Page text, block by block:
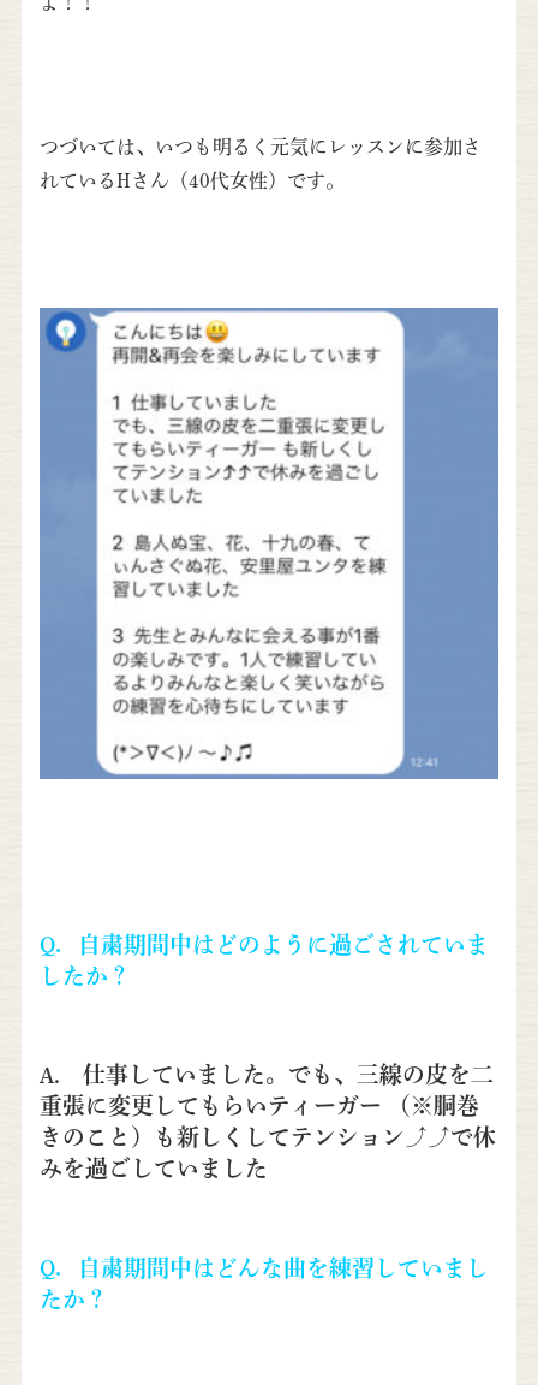
つづいては、いつも明るく元気にレッスンに参加さ
れているHさん（40代女性）です。
Q．自粛期間中はどのように過ごされていま
したか？
A. 仕事していました。 でも、三線の皮を二
重張に変更してもらいティーガー （※胴巻
きのこと）も新しくしてテンション⤴︎⤴︎で休
みを過ごしていました
Q．自粛期間中はどんな曲を練習していまし
たか？